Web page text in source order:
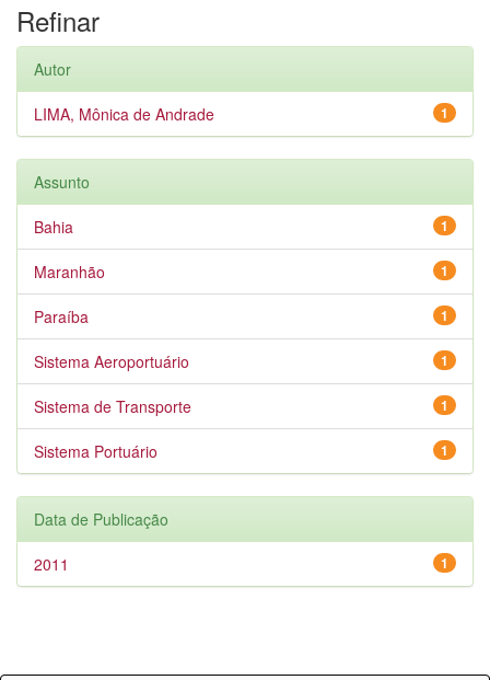
Refinar
Autor
1
LIMA, Mônica de Andrade
Assunto
1
Bahia
1
Maranhão
1
Paraíba
1
Sistema Aeroportuário
1
Sistema de Transporte
1
Sistema Portuário
Data de Publicação
1
2011